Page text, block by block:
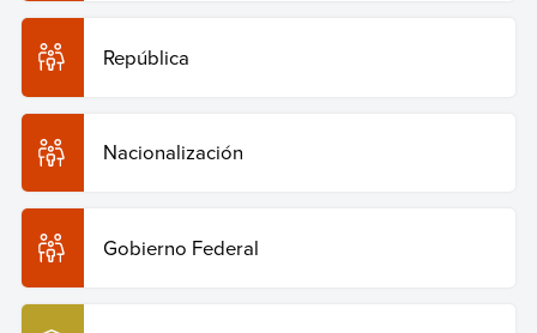
República
Nacionalización
Gobierno Federal